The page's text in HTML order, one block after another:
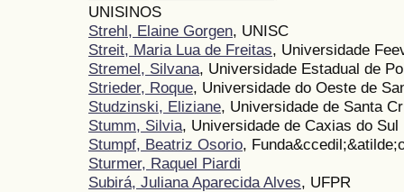
UNISINOS
Strehl, Elaine Gorgen, UNISC
Streit, Maria Lua de Freitas, Universidade
Stremel, Silvana, Universidade Estadual de
Strieder, Roque, Universidade do Oeste de
Studzinski, Eliziane, Universidade de Santa
Stumm, Silvia, Universidade de Caxias do Sul
Stumpf, Beatriz Osorio,
Sturmer, Raquel Piardi
Subirá, Juliana Aparecida Alves, UFPR